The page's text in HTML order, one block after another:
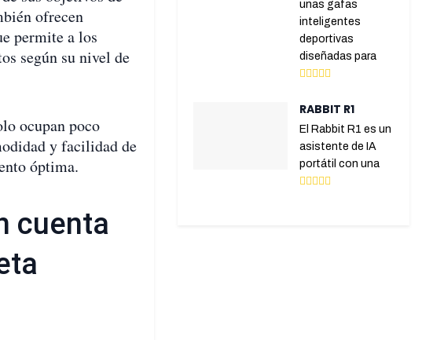
ofrecen
permite a los
según su nivel de
ocupan poco
y facilidad de
óptima.
cuenta
unas gafas
inteligentes
deportivas
diseñadas para
RABBIT R1
El Rabbit R1 es un
asistente de IA
portátil con una